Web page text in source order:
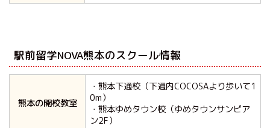
駅前留学NOVA熊本のスクール情報
熊本の開校教室
・熊本下通校（下通内COCOSAより歩いて1
0m）
・熊本ゆめタウン校（ゆめタウンサンピア
ン2F）